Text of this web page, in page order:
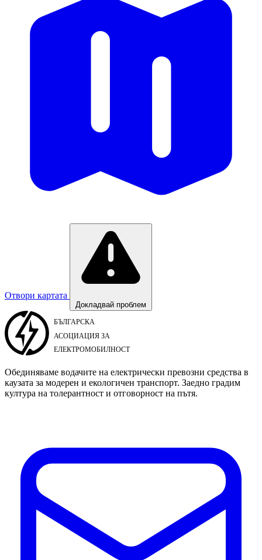
Отвори картата
Докладвай проблем
Обединяваме водачите на електрически превозни средства в
каузата за модерен и екологичен транспорт. Заедно градим
култура на толерантност и отговорност на пътя.